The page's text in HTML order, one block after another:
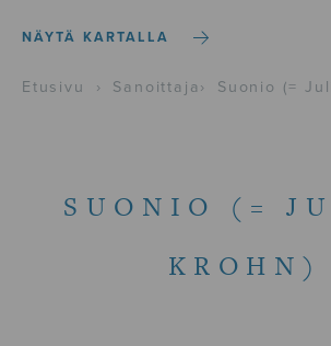
NÄYTÄ KARTALLA
Etusivu › Sanoittaja › Suonio (=
SUONIO (=
KROHN)